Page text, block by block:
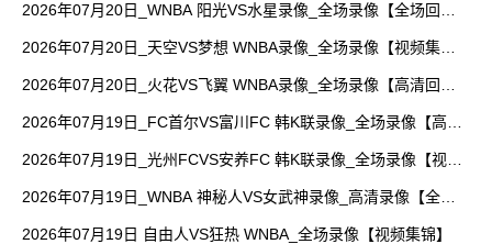
2026年07月20日_WNBA 阳光VS水星录像_全场录像【全场回
2026年07月20日_天空VS梦想 WNBA录像_全场录像【视频集
2026年07月20日_火花VS飞翼 WNBA录像_全场录像【高清回
2026年07月19日_FC首尔VS富川FC 韩K联录像_全场录像【高清
2026年07月19日_光州FCVS安养FC 韩K联录像_全场录像【视频
2026年07月19日_WNBA 神秘人VS女武神录像_高清录像【全场
2026年07月19日 自由人VS狂热 WNBA_全场录像【视频集锦】